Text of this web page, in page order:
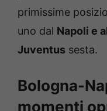
primissime
uno dal Napoli e
Juventus sesta.
Bologna-
momenti